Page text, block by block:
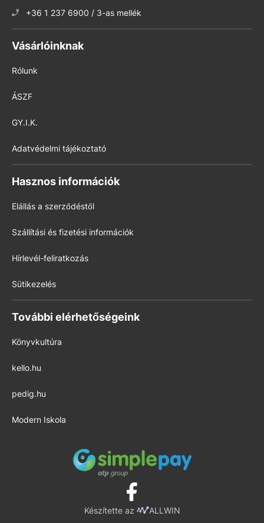
+36 1 237 6900 / 3-as mellék
Vásárlóinknak
Rólunk
ÁSZF
GY.I.K.
Adatvédelmi tájékoztató
Hasznos információk
Elállás a szerződéstől
Szállítási és fizetési információk
Hírlevél-feliratkozás
Sütikezelés
További elérhetőségeink
Könyvkultúra
kello.hu
pedig.hu
Modern Iskola
Készítette az ALLWIN